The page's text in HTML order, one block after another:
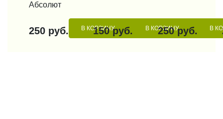
Абсолют
250 руб. В КОРЗИНУ
150 руб. В КОРЗИНУ
250 руб. В